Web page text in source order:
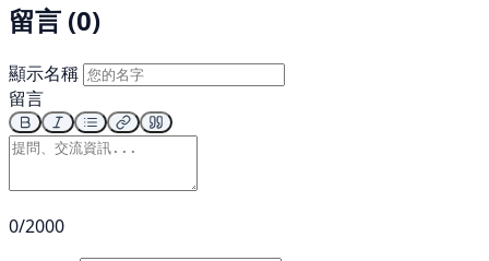
留言 (0)
顯示名稱
留言
0/2000